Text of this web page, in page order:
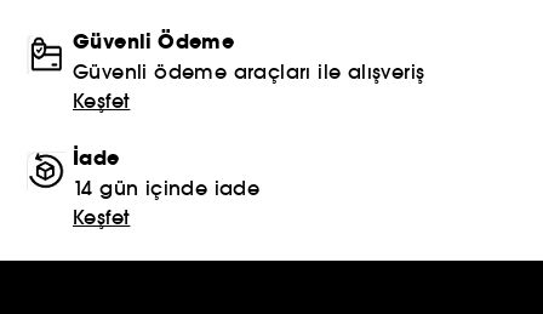
Güvenli Ödeme
Güvenli ödeme araçları ile alışveriş
Keşfet
İade
14 gün içinde iade
Keşfet